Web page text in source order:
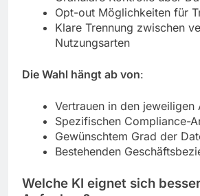
Opt-out Möglichkeiten für
Klare Trennung zwischen
Nutzungsarten
Die Wahl hängt ab von:
Vertrauen in den jeweiligen
Spezifischen Compliance-
Gewünschtem Grad der
Bestehenden
Welche KI eignet sich